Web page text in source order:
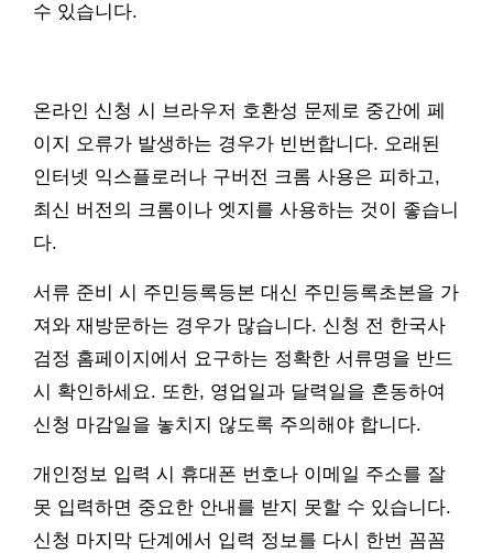
수 있습니다.
온라인 신청 시 브라우저 호환성 문제로 중간에 페
이지 오류가 발생하는 경우가 빈번합니다. 오래된
인터넷 익스플로러나 구버전 크롬 사용은 피하고,
최신 버전의 크롬이나 엣지를 사용하는 것이 좋습니
다.
서류 준비 시 주민등록등본 대신 주민등록초본을 가
져와 재방문하는 경우가 많습니다. 신청 전 한국사
검정 홈페이지에서 요구하는 정확한 서류명을 반드
시 확인하세요. 또한, 영업일과 달력일을 혼동하여
신청 마감일을 놓치지 않도록 주의해야 합니다.
개인정보 입력 시 휴대폰 번호나 이메일 주소를 잘
못 입력하면 중요한 안내를 받지 못할 수 있습니다.
신청 마지막 단계에서 입력 정보를 다시 한번 꼼꼼